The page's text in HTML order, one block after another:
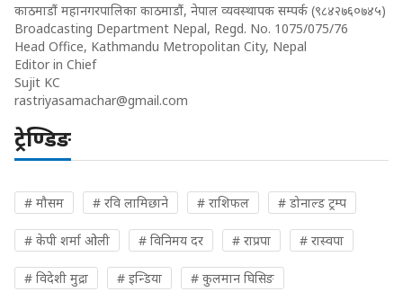
काठमाडौं महानगरपालिका काठमाडौं, नेपाल व्यवस्थापक सम्पर्क (९८४२७६०७४५)
Broadcasting Department Nepal, Regd. No. 1075/075/76
Head Office, Kathmandu Metropolitan City, Nepal
Editor in Chief
Sujit KC
rastriyasamachar@gmail.com
ट्रेण्डिङ
# मौसम # रवि लामिछाने # राशिफल # डोनाल्ड ट्रम्प
# केपी शर्मा ओली # विनिमय दर # राप्रपा # रास्वपा
# विदेशी मुद्रा # इन्डिया # कुलमान घिसिङ